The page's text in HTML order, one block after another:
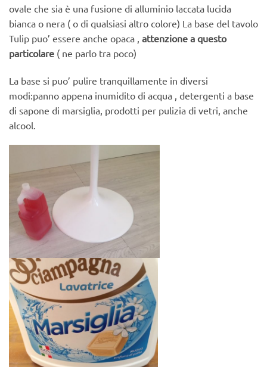
ovale che sia è una fusione di alluminio laccata lucida
bianca o nera ( o di qualsiasi altro colore) La base del tavolo
Tulip puo’ essere anche opaca , attenzione a questo
particolare ( ne parlo tra poco)
La base si puo’ pulire tranquillamente in diversi
modi:panno appena inumidito di acqua , detergenti a base
di sapone di marsiglia, prodotti per pulizia di vetri, anche
alcool.